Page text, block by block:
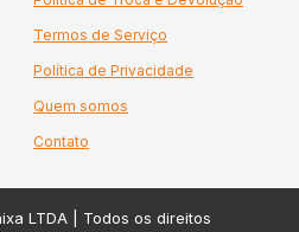
Termos de Serviço
Política de Privacidade
Quem somos
Contato
LTDA | Todos os direitos